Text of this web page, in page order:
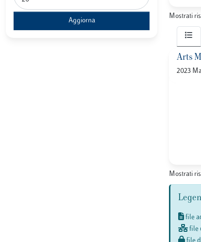
Mostrati
Arts
2023
Mostrati
file
file